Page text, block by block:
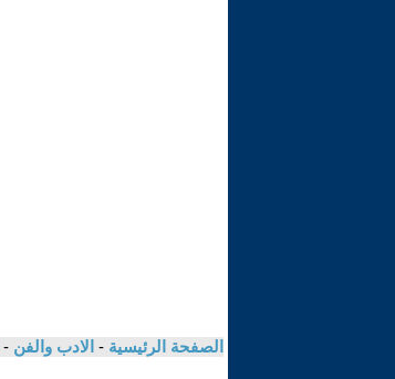
الصفحة الرئيسية - الادب والفن -